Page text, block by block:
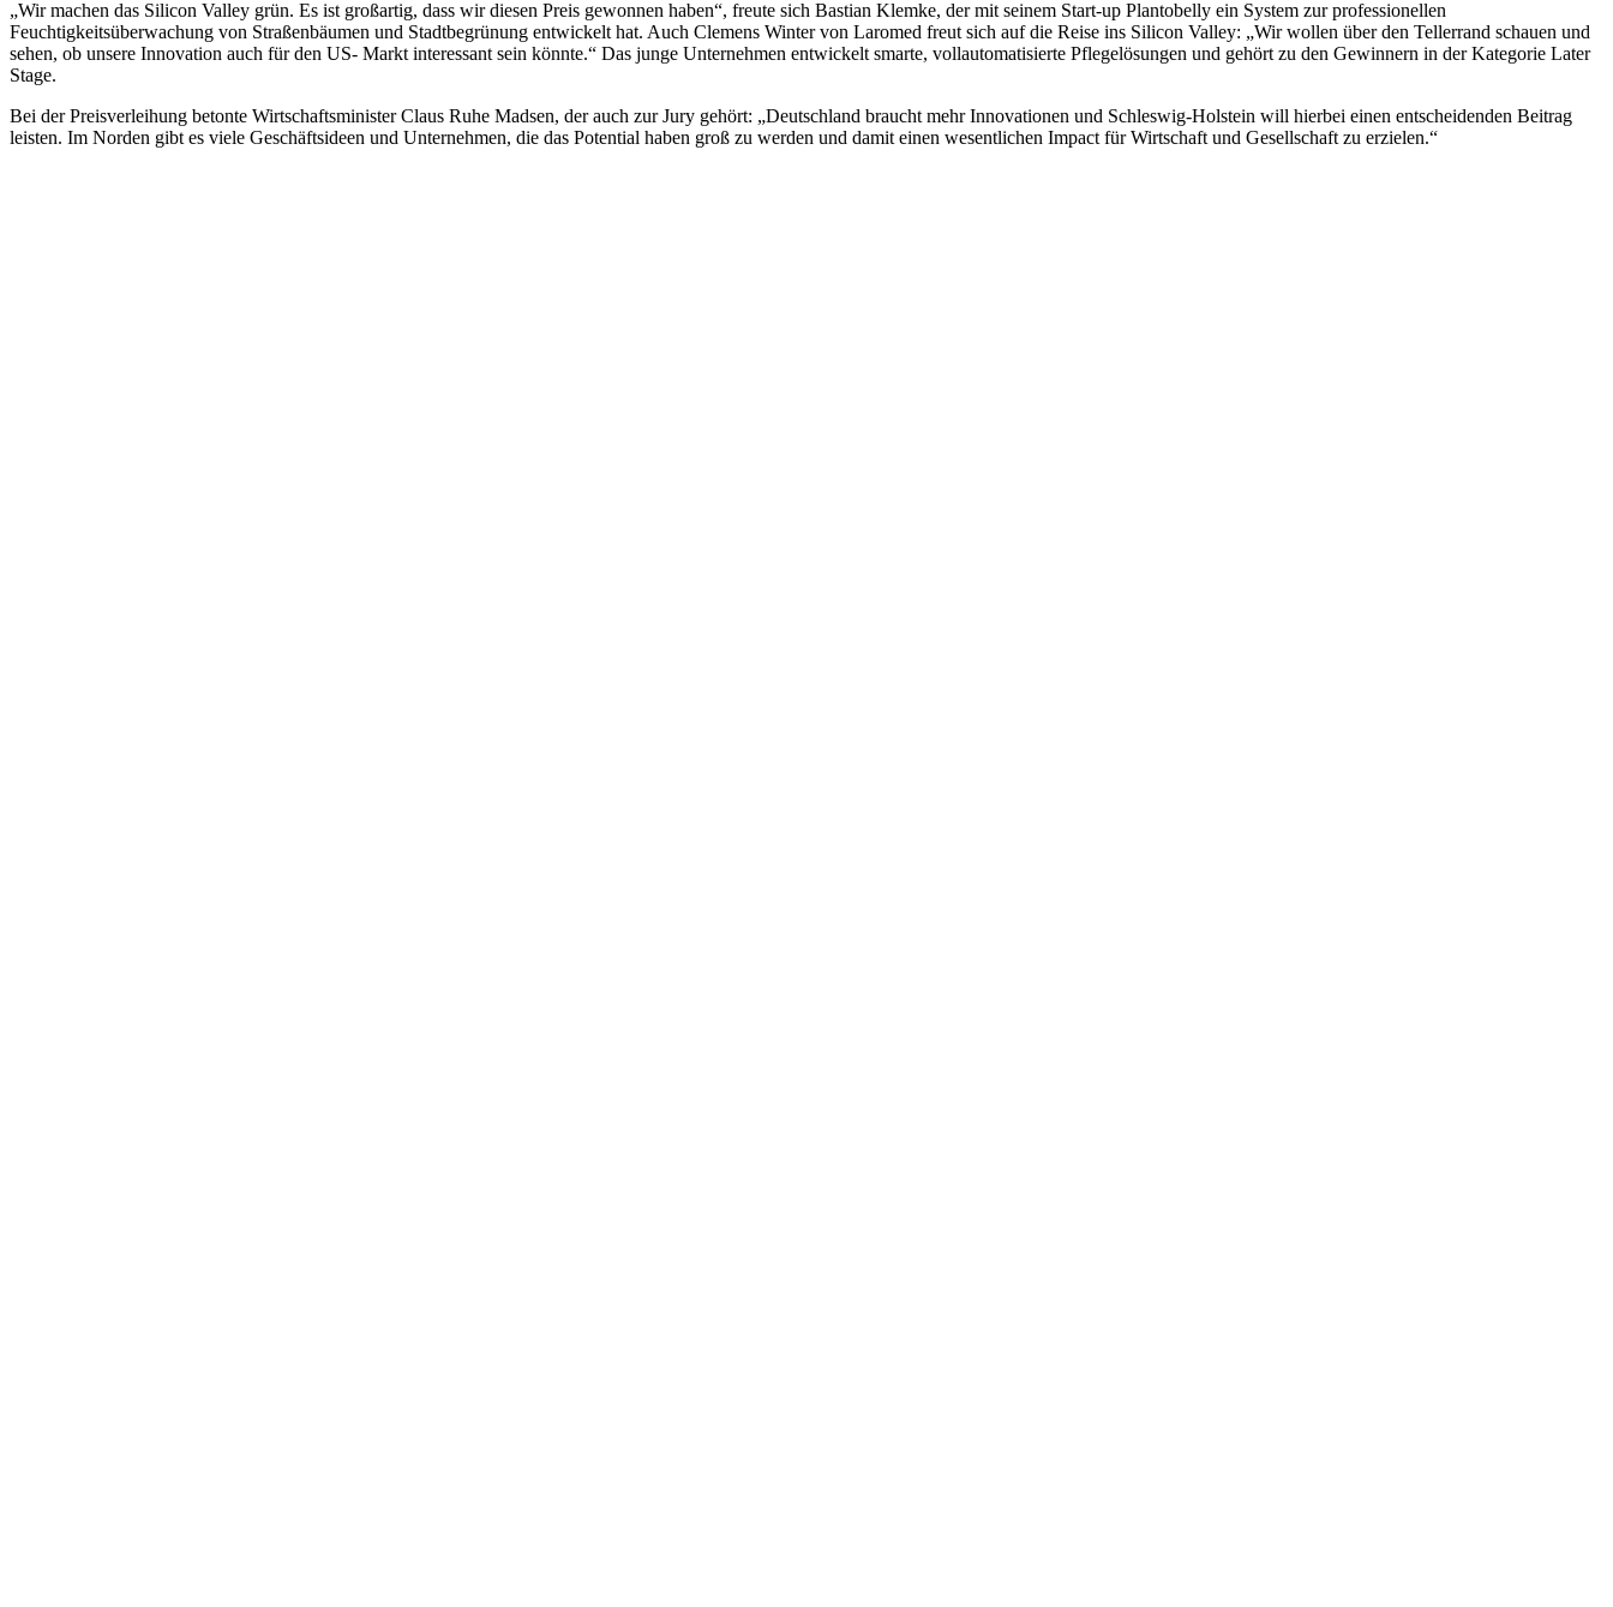
„Wir machen das Silicon Valley grün. Es ist großartig, dass wir diesen Preis gewonnen haben“, freute sich Bastian Klemke, der mit seinem Start-up Plantobelly ein System zur professionellen
Feuchtigkeitsüberwachung von Straßenbäumen und Stadtbegrünung entwickelt hat. Auch Clemens Winter von Laromed freut sich auf die Reise ins Silicon Valley: „Wir wollen über den Tellerrand schauen und
sehen, ob unsere Innovation auch für den US- Markt interessant sein könnte.“ Das junge Unternehmen entwickelt smarte, vollautomatisierte Pflegelösungen und gehört zu den Gewinnern in der Kategorie Later
Stage.
Bei der Preisverleihung betonte Wirtschaftsminister Claus Ruhe Madsen, der auch zur Jury gehört: „Deutschland braucht mehr Innovationen und Schleswig-Holstein will hierbei einen entscheidenden Beitrag
leisten. Im Norden gibt es viele Geschäftsideen und Unternehmen, die das Potential haben groß zu werden und damit einen wesentlichen Impact für Wirtschaft und Gesellschaft zu erzielen.“